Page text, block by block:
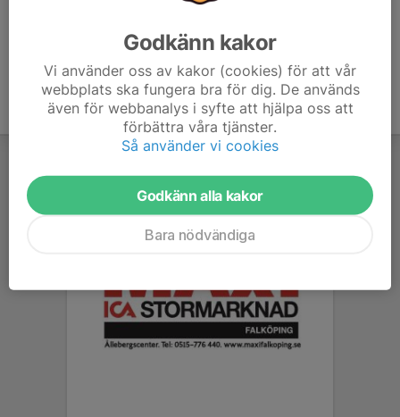
Godkänn kakor
Vi använder oss av kakor (cookies) för att vår
webbplats ska fungera bra för dig. De används
även för webbanalys i syfte att hjälpa oss att
förbättra våra tjänster.
Så använder vi cookies
Godkänn alla kakor
Bara nödvändiga